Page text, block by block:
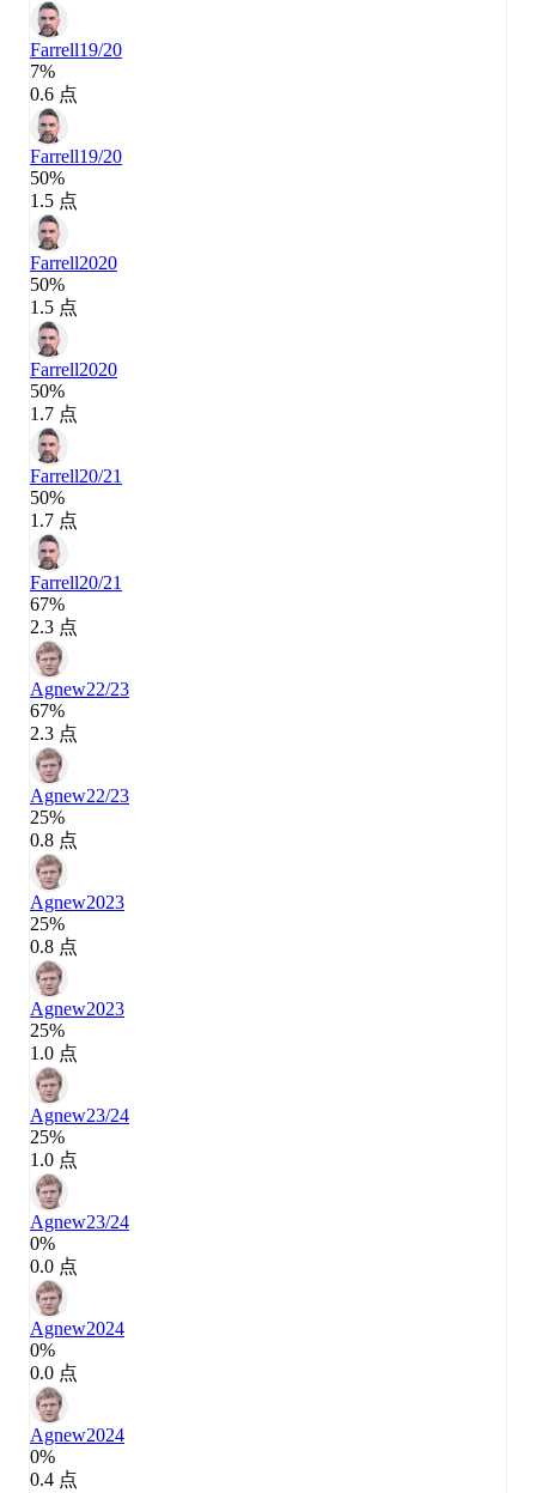
Farrell19/20
7%
0.6 点
Farrell19/20
50%
1.5 点
Farrell2020
50%
1.5 点
Farrell2020
50%
1.7 点
Farrell20/21
50%
1.7 点
Farrell20/21
67%
2.3 点
Agnew22/23
67%
2.3 点
Agnew22/23
25%
0.8 点
Agnew2023
25%
0.8 点
Agnew2023
25%
1.0 点
Agnew23/24
25%
1.0 点
Agnew23/24
0%
0.0 点
Agnew2024
0%
0.0 点
Agnew2024
0%
0.4 点